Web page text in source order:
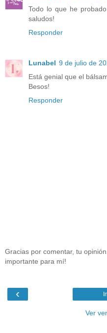
Todo lo que he
saludos!
Responder
Lunabel 9 de julio de
Está genial que el
Besos!
Responder
Gracias por comentar, tu
importante para mí!
‹
Ver